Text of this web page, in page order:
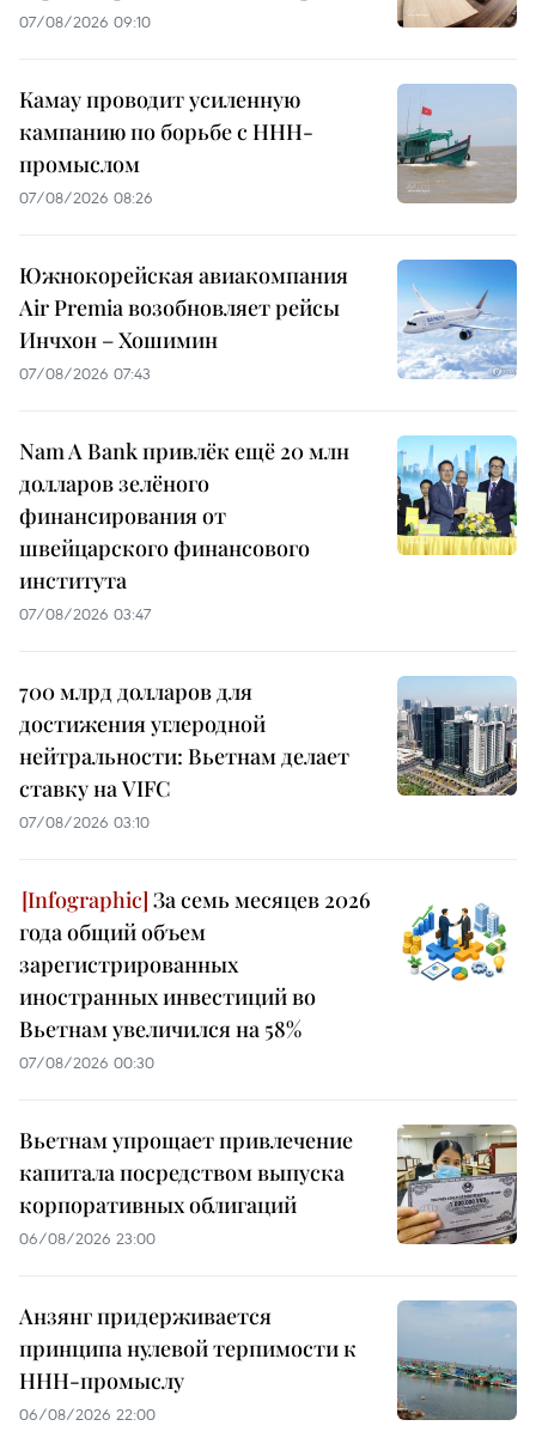
07/08/2026 09:10
Камау проводит усиленную
кампанию по борьбе с ННН-
промыслом
07/08/2026 08:26
Южнокорейская авиакомпания
Air Premia возобновляет рейсы
Инчхон – Хошимин
07/08/2026 07:43
Nam A Bank привлёк ещё 20 млн
долларов зелёного
финансирования от
швейцарского финансового
института
07/08/2026 03:47
700 млрд долларов для
достижения углеродной
нейтральности: Вьетнам делает
ставку на VIFC
07/08/2026 03:10
За семь месяцев 2026
года общий объем
зарегистрированных
иностранных инвестиций во
Вьетнам увеличился на 58%
07/08/2026 00:30
Вьетнам упрощает привлечение
капитала посредством выпуска
корпоративных облигаций
06/08/2026 23:00
Анзянг придерживается
принципа нулевой терпимости к
ННН-промыслу
06/08/2026 22:00